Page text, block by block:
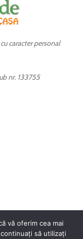
caracter personal
nr. 133755
vă oferim cea mai
să utilizați